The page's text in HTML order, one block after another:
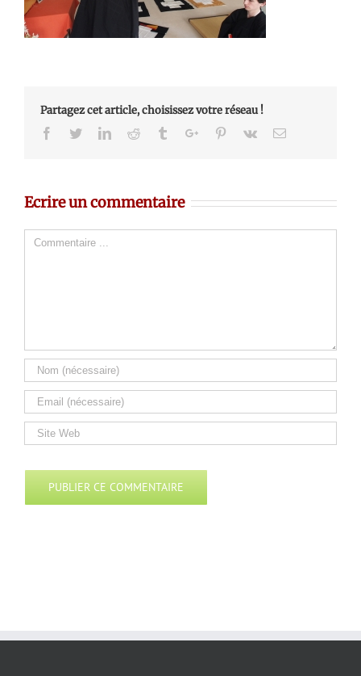
Partagez cet article, choisissez votre réseau !
Facebook
TwitterLinkedinReddit TumblrGoogle+Pinterest
Vk Email
Ecrire un commentaire
Comment